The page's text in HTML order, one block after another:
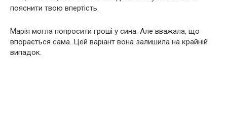
пояснити твою впертість.
Марія могла попросити гроші у сина. Але вважала, що
впорається сама. Цей варіант вона залишила на крайній
випадок.